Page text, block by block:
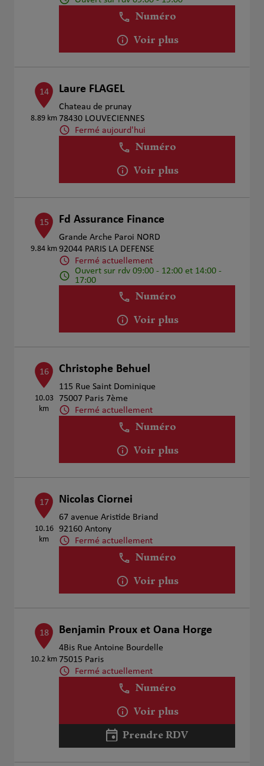
Numéro
Voir plus
14
8.89 km
Laure FLAGEL
Chateau de prunay
78430 LOUVECIENNES
Fermé aujourd'hui
Numéro
Voir plus
15
9.84 km
Fd Assurance Finance
Grande Arche Paroi NORD
92044 PARIS LA DEFENSE
Fermé actuellement
Ouvert sur rdv 09:00 - 12:00 et 14:00 -
17:00
Numéro
Voir plus
16
10.03
km
Christophe Behuel
115 Rue Saint Dominique
75007 Paris 7ème
Fermé actuellement
Numéro
Voir plus
17
10.16
km
Nicolas Ciornei
67 avenue Aristide Briand
92160 Antony
Fermé actuellement
Numéro
Voir plus
18
10.2 km
Benjamin Proux et Oana Horge
4Bis Rue Antoine Bourdelle
75015 Paris
Fermé actuellement
Numéro
Voir plus
Prendre RDV